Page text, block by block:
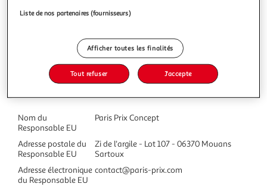
Caractéristiques
Nom du
Responsable EU
Paris Prix Concept
Adresse postale du
Responsable EU
Zi de l'argile - Lot 107 - 06370 Mouans
Sartoux
Adresse électronique
du Responsable EU
contact@paris-prix.com
Liste de nos partenaires (fournisseurs)
Afficher toutes les finalités
Tout refuser J'accepte